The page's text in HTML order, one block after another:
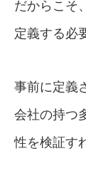
だからこそ
定義する必
事前に定義
会社の持つ
性を検証す